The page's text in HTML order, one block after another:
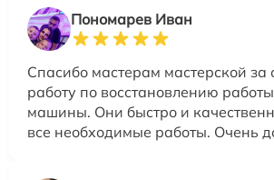
Пономарев Иван
Спасибо мастерам мастерской за
работу по восстановлению
машины. Они быстро и
все необходимые работы. Очень